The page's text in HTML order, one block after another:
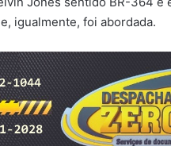
igualmente, foi abordada.